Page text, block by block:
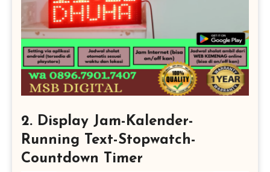
2. Display Jam-Kalender-
Running Text-Stopwatch-
Countdown Timer